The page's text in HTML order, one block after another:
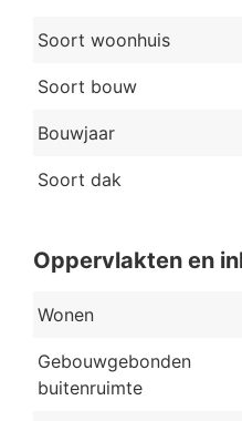
Soort woonhuis
Soort bouw
Bouwjaar
Soort dak
Oppervlakten en
Wonen
Gebouwgebonden
buitenruimte